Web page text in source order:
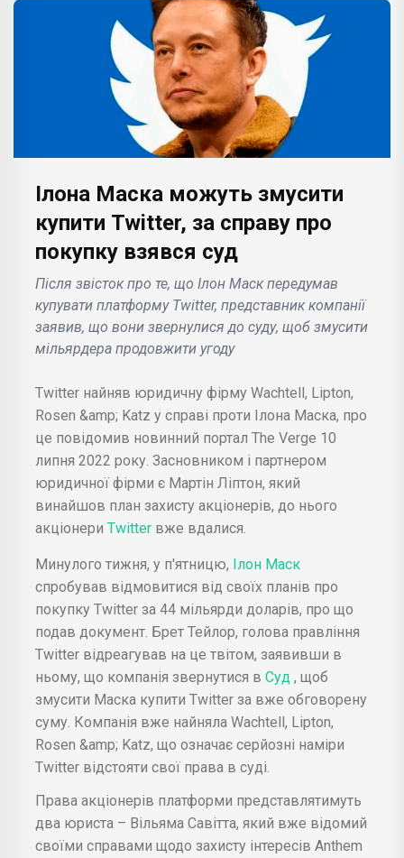
Ілона Маска можуть змусити
купити Twitter, за справу про
покупку взявся суд
Після звісток про те, що Ілон Маск передумав
купувати платформу Twitter, представник компанії
заявив, що вони звернулися до суду, щоб змусити
мільярдера продовжити угоду
Twitter найняв юридичну фірму Wachtell, Lipton,
Rosen &amp; Katz у справі проти Ілона Маска, про
це повідомив новинний портал The Verge 10
липня 2022 року. Засновником і партнером
юридичної фірми є Мартін Ліптон, який
винайшов план захисту акціонерів, до нього
акціонери Twitter вже вдалися.
Минулого тижня, у п'ятницю, Ілон Маск
спробував відмовитися від своїх планів про
покупку Twitter за 44 мільярди доларів, про що
подав документ. Брет Тейлор, голова правління
Twitter відреагував на це твітом, заявивши в
ньому, що компанія звернутися в Суд , щоб
змусити Маска купити Twitter за вже обговорену
суму. Компанія вже найняла Wachtell, Lipton,
Rosen &amp; Katz, що означає серйозні наміри
Twitter відстояти свої права в суді.
Права акціонерів платформи представлятимуть
два юриста – Вільяма Савітта, який вже відомий
своїми справами щодо захисту інтересів Anthem